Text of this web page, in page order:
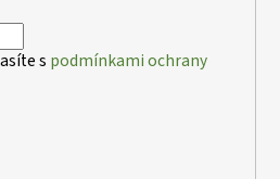
s podmínkami ochrany